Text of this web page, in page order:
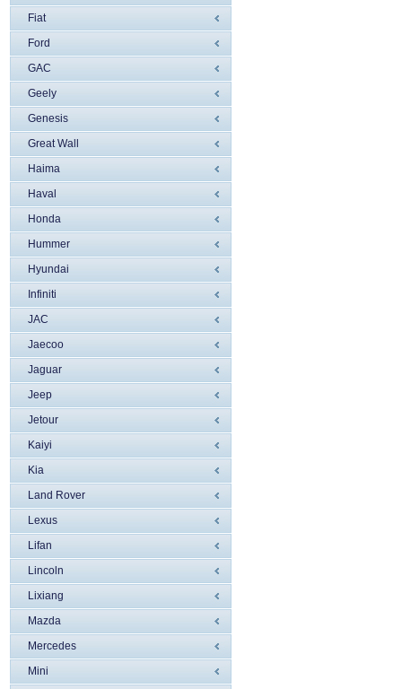
Fiat
Ford
GAC
Geely
Genesis
Great Wall
Haima
Haval
Honda
Hummer
Hyundai
Infiniti
JAC
Jaecoo
Jaguar
Jeep
Jetour
Kaiyi
Kia
Land Rover
Lexus
Lifan
Lincoln
Liхiang
Mazda
Mercedes
Mini